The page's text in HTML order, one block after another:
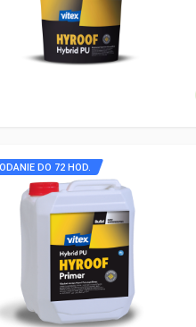
DO 72 HOD.